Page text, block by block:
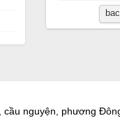
nguyện, phương